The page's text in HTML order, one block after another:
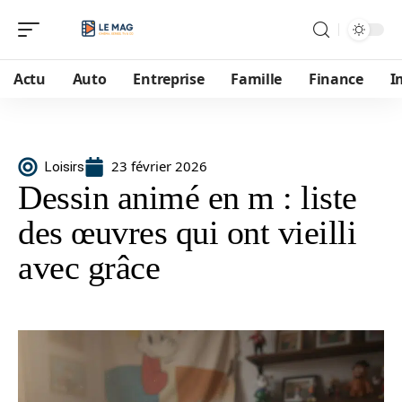
Actu Auto Entreprise Famille Finance
Loisirs 23 février 2026
Dessin animé en m : liste
des œuvres qui ont vieilli
avec grâce